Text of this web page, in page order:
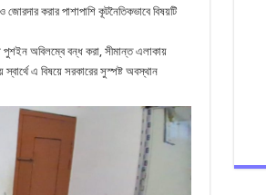
করার পাশাপাশি কূটনৈতিকভাবে বিষয়টি
অবিলম্বে বন্ধ করা, সীমান্ত এলাকায়
এ বিষয়ে সরকারের সুস্পষ্ট অবস্থান